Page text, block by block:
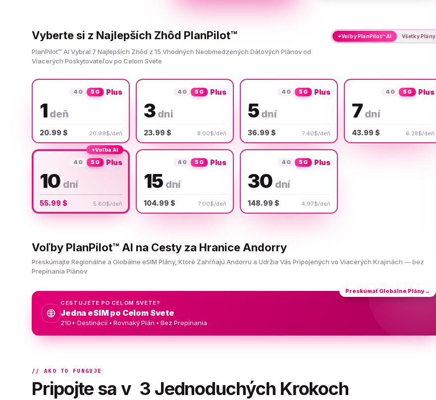
Vyberte si z Najlepších Zhôd PlanPilot™
PlanPilot™ AI Vybral 7 Najlepších Zhôd z 15 Vhodných Neobmedzených Dátových Plánov od
Viacerých Poskytovateľov po Celom Svete
✦Voľby PlanPilot™ AI Všetky Plány
4G 5G Plus
1 deň
20.99 $ 20.99$/deň
4G 5G Plus
3 dni
23.99 $ 8.00$/deň
4G 5G Plus
5 dní
36.99 $ 7.40$/deň
4G 5G Plus
7 dní
43.99 $ 6.28$/deň
✦Voľba AI
4G 5G Plus
10 dní
55.99 $ 5.60$/deň
4G 5G Plus
15 dní
104.99 $ 7.00$/deň
4G 5G Plus
30 dní
148.99 $ 4.97$/deň
Voľby PlanPilot™ AI na Cesty za Hranice Andorry
Preskúmajte Regionálne a Globálne eSIM Plány, Ktoré Zahŕňajú Andorru a Udržia Vás Pripojených vo Viacerých Krajinách — bez
Prepínania Plánov
CESTUJETE PO CELOM SVETE?
Jedna eSIM po Celom Svete
210+ Destinácií • Rovnaký Plán • Bez Prepínania
Preskúmať Globálne Plány→
// AKO TO FUNGUJE
Pripojte sa v 3 Jednoduchých Krokoch